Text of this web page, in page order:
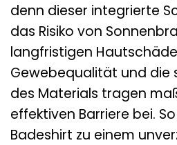
denn dieser integrierte
das Risiko von
langfristigen
Gewebequalität und die
des Materials tragen
effektiven Barriere bei.
Badeshirt zu einem